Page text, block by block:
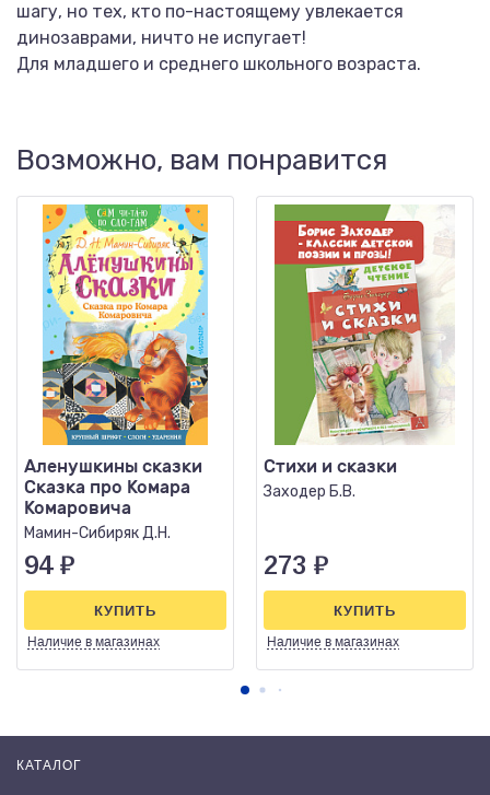
шагу, но тех, кто по-настоящему увлекается
динозаврами, ничто не испугает!
Для младшего и среднего школьного возраста.
Возможно, вам понравится
Аленушкины сказки
Сказка про Комара
Комаровича
Мамин-Сибиряк Д.Н.
94 ₽
Наличие в магазинах
КУПИТЬ
Стихи и сказки
Заходер Б.В.
273 ₽
Наличие в магазинах
КУПИТЬ
КАТАЛОГ